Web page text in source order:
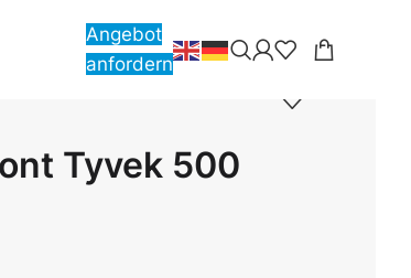
Angebot
anfordern
Tyvek 500